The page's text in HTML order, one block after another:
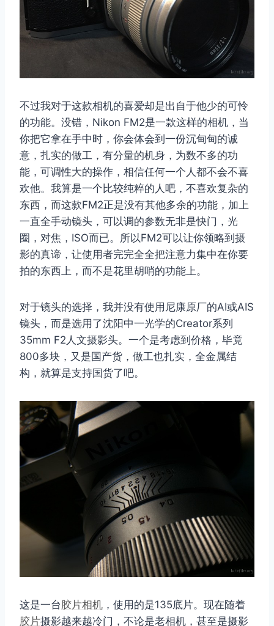
不过我对于这款相机的喜爱却是出自于他少的可怜
的功能。没错，Nikon FM2是一款这样的相机，当
你把它拿在手中时，你会体会到一份沉甸甸的诚
意，扎实的做工，有分量的机身，为数不多的功
能，可调性大的操作，相信任何一个人都不会不喜
欢他。我算是一个比较纯粹的人吧，不喜欢复杂的
东西，而这款FM2正是没有其他多余的功能，加上
一直全手动镜头，可以调的参数无非是快门，光
圈，对焦，ISO而已。所以FM2可以让你领略到摄
影的真谛，让使用者完完全全把注意力集中在你要
拍的东西上，而不是花里胡哨的功能上。
对于镜头的选择，我并没有使用尼康原厂的AI或AIS
镜头，而是选用了沈阳中一光学的Creator系列
35mm F2人文摄影头。一个是考虑到价格，毕竟
800多块，又是国产货，做工也扎实，全金属结
构，就算是支持国货了吧。
这是一台胶片相机 ，使用的是135底片。现在随着
胶片摄影越来越冷门，不论是老相机，甚至是摄影